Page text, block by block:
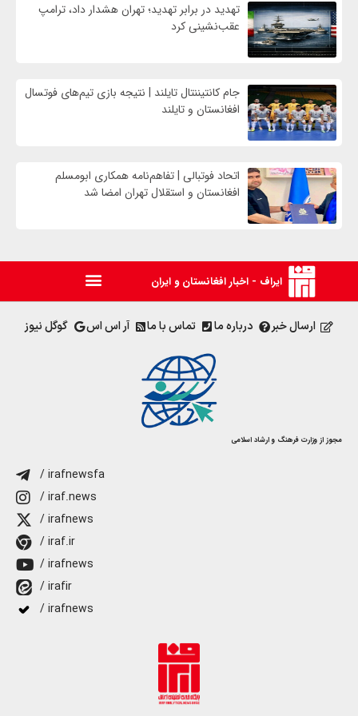
تهدید در برابر تهدید؛ تهران هشدار داد، ترامپ
عقب‌نشینی کرد
جام کانتیننتال تایلند | نتیجه بازی تیم‌های فوتسال
افغانستان و تایلند
اتحاد فوتبالی | تفاهم‌نامه همکاری ابومسلم
افغانستان و استقلال تهران امضا شد
ایراف - اخبار افغانستان و ایران
ارسال خبر درباره ما تماس با ما آر اس اس گوگل نیوز
مجوز از وزارت فرهنگ و ارشاد اسلامی
/ irafnewsfa
/ iraf.news
/ irafnews
/ iraf.ir
/ irafnews
/ irafir
/ irafnews